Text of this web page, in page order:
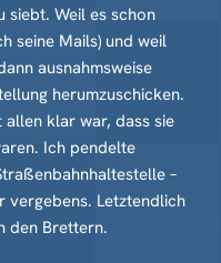
siebt. Weil es schon
seine Mails) und weil
ausnahmsweise
herumzuschicken.
klar war, dass sie
Ich pendelte
–
vergebens. Letztendlich
den Brettern.